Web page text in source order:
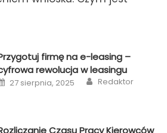
firmę na e-leasing –
rewolucja w leasingu
Posted
on
27 sierpnia, 2025 Author
Redaktor
Czasu Pracy Kierowców